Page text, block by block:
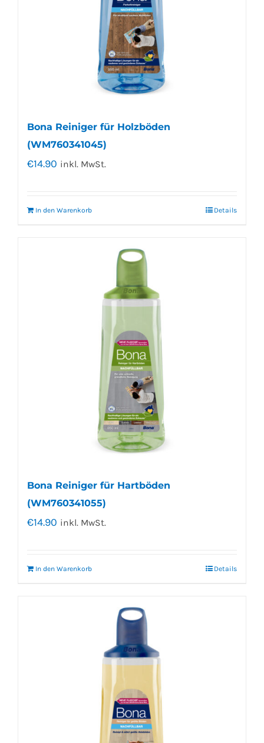
Bona Reiniger für Holzböden
(WM760341045)
€14.90 inkl. MwSt.
In den Warenkorb Details
Bona Reiniger für Hartböden
(WM760341055)
€14.90 inkl. MwSt.
In den Warenkorb Details